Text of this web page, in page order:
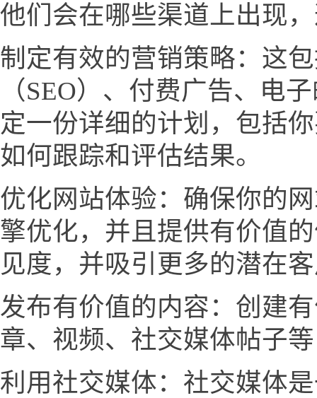
他们会在哪些渠道上出现
制定有效的营销策略：这
（SEO）、付费广告、电
定一份详细的计划，包括
如何跟踪和评估结果。
优化网站体验：确保你的
擎优化，并且提供有价值
见度，并吸引更多的潜在
发布有价值的内容：创建
章、视频、社交媒体帖子
利用社交媒体：社交媒体